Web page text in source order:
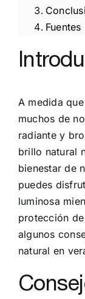
Fuentes
A medida
muchos de
radiante y
brillo natural
bienestar de
puedes
luminosa
protección
algunos
natural en